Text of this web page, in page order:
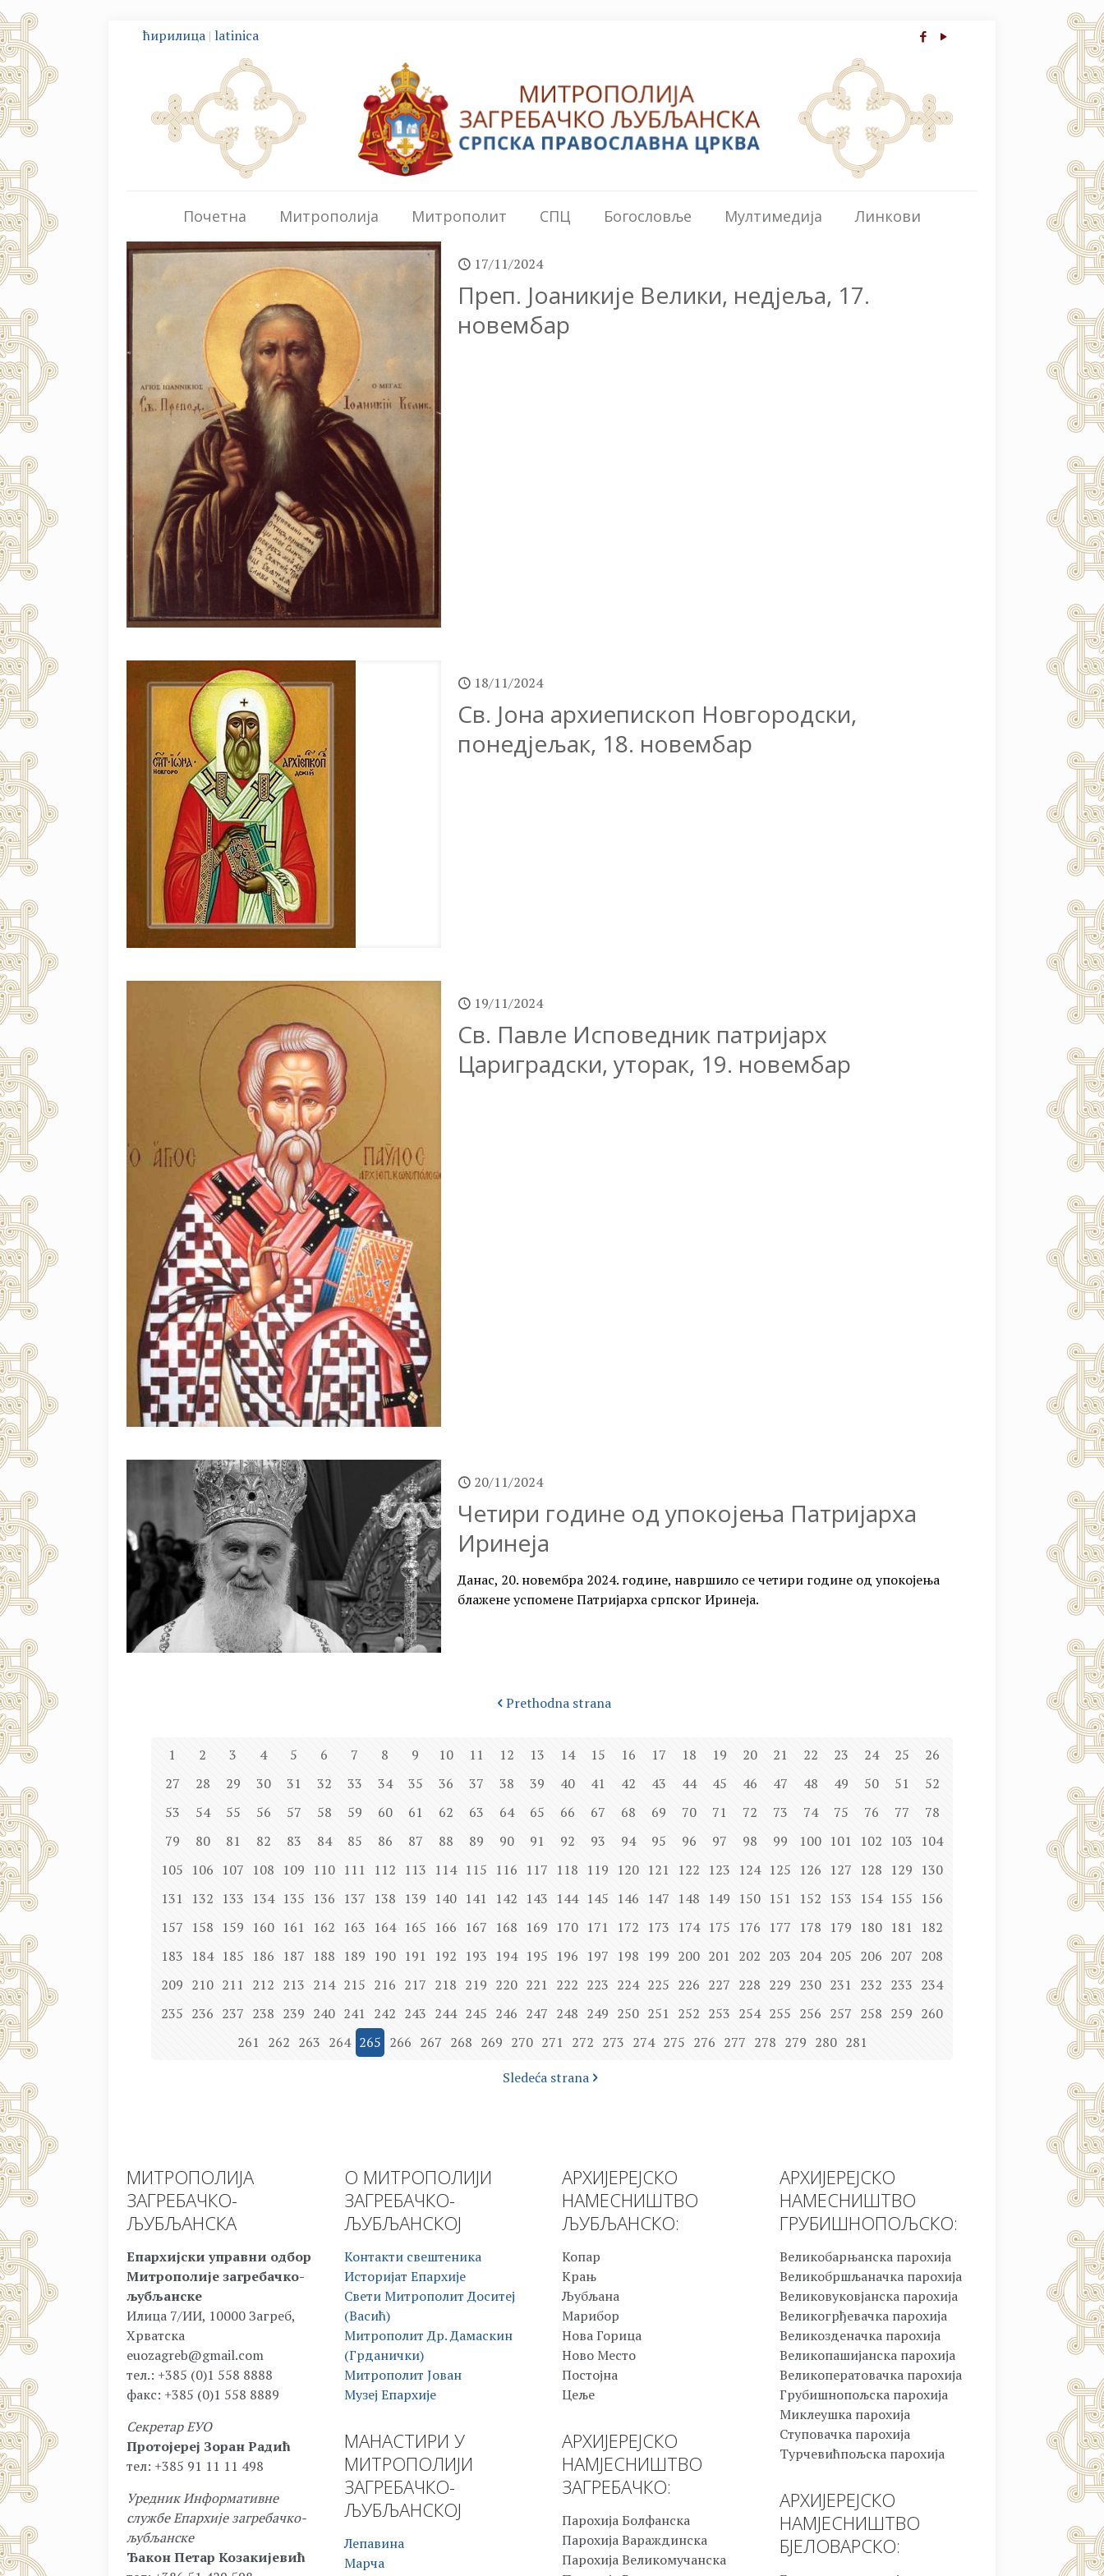
ћирилица | latinica
Почетна Митрополија Митрополит СПЦ Богословље Мултимедија Линкови
17/11/2024
Преп. Јоаникије Велики, недјеља, 17.
новембар
18/11/2024
Св. Јона архиепископ Новгородски,
понедјељак, 18. новембар
19/11/2024
Св. Павле Исповедник патријарх
Цариградски, уторак, 19. новембар
20/11/2024
Четири године од упокојења Патријарха
Иринеја
Данас, 20. новембра 2024. године, навршило се четири године од упокојења
блажене успомене Патријарха српског Иринеја.
Prethodna strana
1 2 3 4 5 6 7 8 9 10 11 12 13 14 15 16 17 18 19 20 21 22 23 24 25
26
27
28 29 30 31 32 33 34 35 36 37 38 39 40 41 42 43 44 45 46 47 48 49 50 51
52
53
54 55 56 57 58 59 60 61 62 63 64 65 66 67 68 69 70 71 72 73 74 75 76 77
78
79
80 81 82 83 84 85 86 87 88 89 90 91 92 93 94 95 96 97 98 99 100 101 102 103 104
105 106 107 108 109 110 111 112 113 114 115 116 117 118 119 120 121 122 123 124 125 126 127 128 129 130
131
132 133 134 135 136 137 138 139 140 141 142 143 144 145 146 147 148 149 150 151 152 153 154 155 156
157 158 159 160 161 162 163 164 165 166 167 168 169 170 171 172 173 174 175 176 177 178 179 180 181
182
183 184 185 186 187 188 189 190 191 192 193 194 195 196 197 198 199 200 201 202 203 204 205 206 207 208
209 210 211 212 213 214 215 216 217 218 219 220 221 222 223 224 225 226 227 228 229 230 231 232 233 234
235 236 237 238 239 240 241 242 243 244 245 246 247 248 249 250 251 252 253 254 255 256 257 258 259 260
261 262 263 264 265 266 267 268 269 270 271 272 273 274 275 276 277 278 279 280 281
Sledeća strana
МИТРОПОЛИЈА
ЗАГРЕБАЧКО-
ЉУБЉАНСКА
Епархијски управни одбор
Митрополије загребачко-
љубљанске
Илица 7/ИИ, 10000 Загреб,
Хрватска
euozagreb@gmail.com
тел.: +385 (0)1 558 8888
факс: +385 (0)1 558 8889
Секретар ЕУО
Протојереј Зоран Радић
тел: +385 91 11 11 498
Уредник Информативне
службе Епархије загребачко-
љубљанске
Ђакон Петар Козакијевић
О МИТРОПОЛИЈИ
ЗАГРЕБАЧКО-
ЉУБЉАНСКОЈ
Контакти свештеника
Историјат Епархије
Свети Митрополит Доситеј
(Васић)
Митрополит Др. Дамаскин
(Грданички)
Митрополит Јован
Музеј Епархије
МАНАСТИРИ У
МИТРОПОЛИЈИ
ЗАГРЕБАЧКО-
ЉУБЉАНСКОЈ
Лепавина
Марча
АРХИЈЕРЕЈСКО
НАМЕСНИШТВО
ЉУБЉАНСКО:
Копар
Крањ
Љубљана
Марибор
Нова Горица
Ново Место
Постојна
Цеље
АРХИЈЕРЕЈСКО
НАМЈЕСНИШТВО
ЗАГРЕБАЧКО:
Парохија Болфанска
Парохија Вараждинска
Парохија Великомучанска
АРХИЈЕРЕЈСКО
НАМЕСНИШТВО
ГРУБИШНОПОЉСКО:
Великобарњанска парохија
Великобршљаначка парохија
Великовуковјанска парохија
Великогрђевачка парохија
Великозденачка парохија
Великопашијанска парохија
Великоператовачка парохија
Грубишнопољска парохија
Миклеушка парохија
Ступовачка парохија
Турчевићпољска парохија
АРХИЈЕРЕЈСКО
НАМЈЕСНИШТВО
БЈЕЛОВАРСКО: